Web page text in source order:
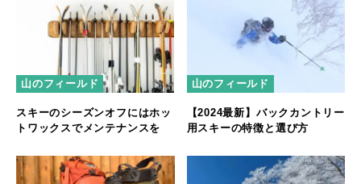
山のフィールド
スキーのシーズンオフにはホッ
トワックスでメンテナンスを
山のフィールド
【2024最新】バックカントリー
用スキーの特徴と選び方